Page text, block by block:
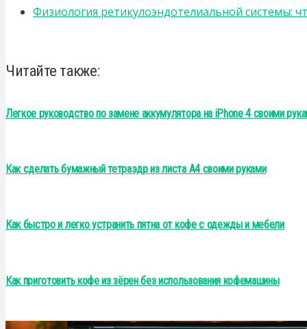
Физиология ретикулоэндотелиальной системы:
Читайте также:
Легкое руководство по замене аккумулятора на iPhone 4 своими
Как сделать бумажный тетраэдр из листа А4 своими руками
Как быстро и легко устранить пятна от кофе с одежды и мебели
Как приготовить кофе из зёрен без использования кофемашины